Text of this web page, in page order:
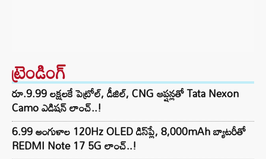
ట్రెండింగ్‌
రూ.9.99 లక్షలకే పెట్రోల్, డీజిల్, CNG ఆప్షన్లతో Tata Nexon
Camo ఎడిషన్ లాంచ్..!
6.99 అంగుళాల 120Hz OLED డిస్‌ప్లే, 8,000mAh బ్యాటరీతో
REDMI Note 17 5G లాంచ్..!